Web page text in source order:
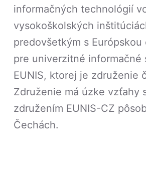
informačných technológií
vysokoškolských
predovšetkým s Európskou
pre univerzitné informačné
EUNIS, ktorej je združenie
Združenie má úzke vzťahy
združením EUNIS-CZ
Čechách.